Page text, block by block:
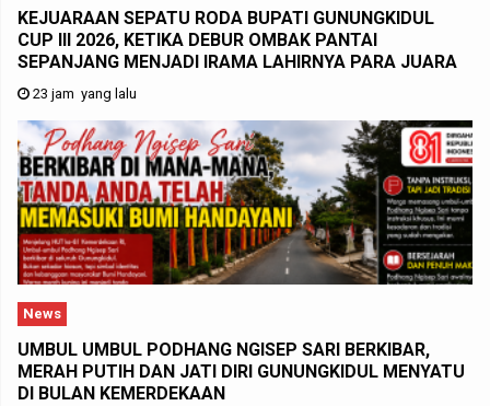
KEJUARAAN SEPATU RODA BUPATI GUNUNGKIDUL
CUP III 2026, KETIKA DEBUR OMBAK PANTAI
SEPANJANG MENJADI IRAMA LAHIRNYA PARA JUARA
23 jam yang lalu
News
UMBUL UMBUL PODHANG NGISEP SARI BERKIBAR,
MERAH PUTIH DAN JATI DIRI GUNUNGKIDUL MENYATU
DI BULAN KEMERDEKAAN